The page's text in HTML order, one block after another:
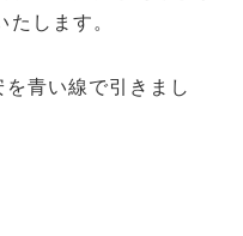
します。
青い線で引きまし